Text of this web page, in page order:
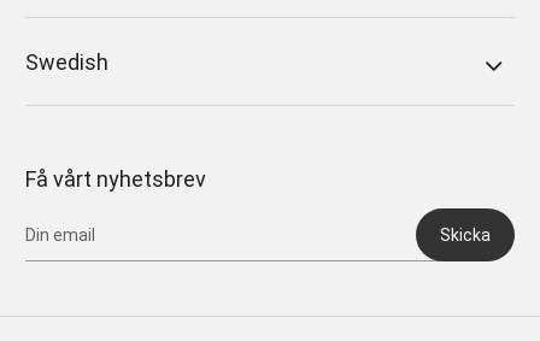
Swedish
Få vårt nyhetsbrev
Skicka